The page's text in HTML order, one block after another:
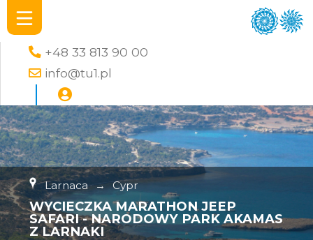
+48 33 813 90 00
info@tu1.pl
Larnaca → Cypr
WYCIECZKA MARATHON JEEP
SAFARI - NARODOWY PARK AKAMAS
Z LARNAKI